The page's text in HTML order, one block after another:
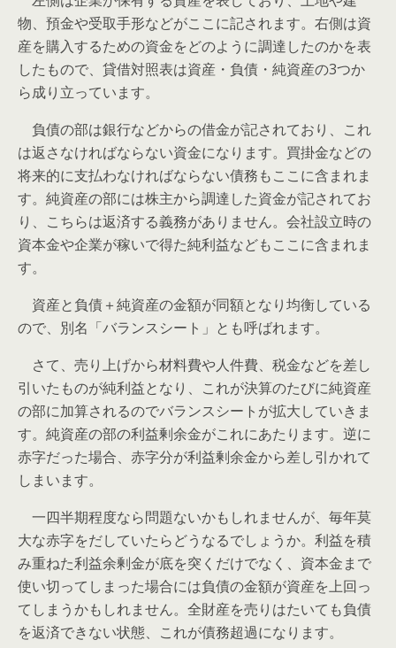
物、預金や受取手形などがここに記されます。右側は資
産を購入するための資金をどのように調達したのかを表
したもので、貸借対照表は資産・負債・純資産の3つか
ら成り立っています。
負債の部は銀行などからの借金が記されており、これ
は返さなければならない資金になります。買掛金などの
将来的に支払わなければならない債務もここに含まれま
す。純資産の部には株主から調達した資金が記されてお
り、こちらは返済する義務がありません。会社設立時の
資本金や企業が稼いで得た純利益などもここに含まれま
す。
資産と負債＋純資産の金額が同額となり均衡している
ので、別名「バランスシート」とも呼ばれます。
さて、売り上げから材料費や人件費、税金などを差し
引いたものが純利益となり、これが決算のたびに純資産
の部に加算されるのでバランスシートが拡大していきま
す。純資産の部の利益剰余金がこれにあたります。逆に
赤字だった場合、赤字分が利益剰余金から差し引かれて
しまいます。
一四半期程度なら問題ないかもしれませんが、毎年莫
大な赤字をだしていたらどうなるでしょうか。利益を積
み重ねた利益余剰金が底を突くだけでなく、資本金まで
使い切ってしまった場合には負債の金額が資産を上回っ
てしまうかもしれません。全財産を売りはたいても負債
を返済できない状態、これが債務超過になります。